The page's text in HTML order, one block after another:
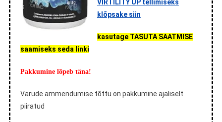
VIRTILITY UP tellimiseks
klõpsake siin
kasutage TASUTA SAATMISE
saamiseks seda linki
Pakkumine lõpeb täna!
Varude ammendumise tõttu on pakkumine ajaliselt
piiratud